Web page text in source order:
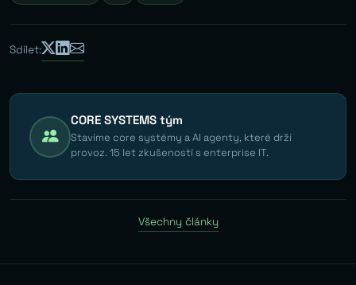
Sdílet:
CORE SYSTEMS tým
Stavíme core systémy a AI agenty, které drží
provoz. 15 let zkušeností s enterprise IT.
Všechny články